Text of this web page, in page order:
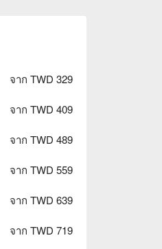
จาก TWD 329
จาก TWD 409
จาก TWD 489
จาก TWD 559
จาก TWD 639
จาก TWD 719